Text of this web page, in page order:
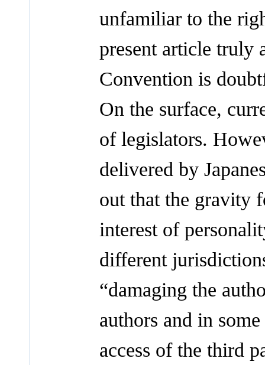
unfamiliar to the
present article truly
Convention is
On the surface,
of legislators.
delivered by
out that the gravity
interest of
different
“damaging the
authors and in
access of the third